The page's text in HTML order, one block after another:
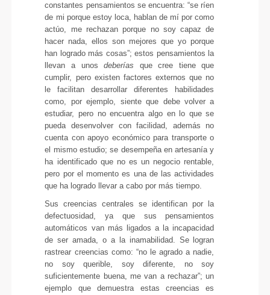
constantes pensamientos se encuentra: “se ríen
de mi porque estoy loca, hablan de mí por como
actúo, me rechazan porque no soy capaz de
hacer nada, ellos son mejores que yo porque
han logrado más cosas”; estos pensamientos la
llevan a unosdeberías que cree tiene que
cumplir, pero existen factores externos que no
le facilitan desarrollar diferentes habilidades
como, por ejemplo, siente que debe volver a
estudiar, pero no encuentra algo en lo que se
pueda desenvolver con facilidad, además no
cuenta con apoyo económico para transporte o
el mismo estudio; se desempeña en artesanía y
ha identificado que no es un negocio rentable,
pero por el momento es una de las actividades
que ha logrado llevar a cabo por más tiempo.
Sus creencias centrales se identifican por la
defectuosidad, ya que sus pensamientos
automáticos van más ligados a la incapacidad
de ser amada, o a la inamabilidad. Se logran
rastrear creencias como: “no le agrado a nadie,
no soy querible, soy diferente, no soy
suficientemente buena, me van a rechazar”; un
ejemplo que demuestra estas creencias es